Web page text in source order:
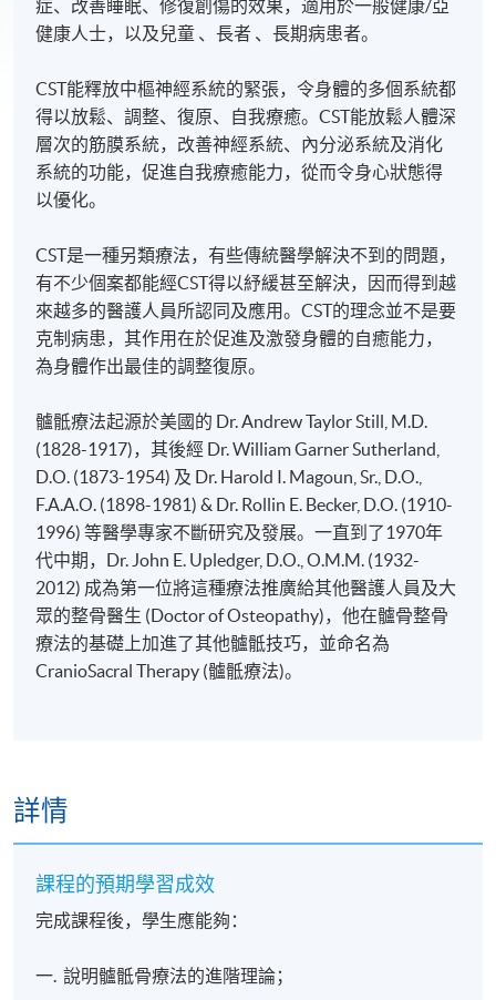
症、改善睡眠、修復創傷的效果，適用於一般健康/亞
健康人士，以及兒童 、長者 、長期病患者。
CST能釋放中樞神經系統的緊張，令身體的多個系統都
得以放鬆、調整、復原、自我療癒。CST能放鬆人體深
層次的筋膜系統，改善神經系統、內分泌系統及消化
系統的功能，促進自我療癒能力，從而令身心狀態得
以優化。
CST是一種另類療法，有些傳統醫學解決不到的問題，
有不少個案都能經CST得以紓緩甚至解決，因而得到越
來越多的醫護人員所認同及應用。CST的理念並不是要
克制病患，其作用在於促進及激發身體的自癒能力，
為身體作出最佳的調整復原。
髗骶療法起源於美國的 Dr. Andrew Taylor Still, M.D.
(1828-1917)，其後經 Dr. William Garner Sutherland,
D.O. (1873-1954) 及 Dr. Harold I. Magoun, Sr., D.O.,
F.A.A.O. (1898-1981) & Dr. Rollin E. Becker, D.O. (1910-
1996) 等醫學專家不斷研究及發展。一直到了1970年
代中期，Dr. John E. Upledger, D.O., O.M.M. (1932-
2012) 成為第一位將這種療法推廣給其他醫護人員及大
眾的整骨醫生 (Doctor of Osteopathy)，他在髗骨整骨
療法的基礎上加進了其他髗骶技巧，並命名為
CranioSacral Therapy (髗骶療法)。
詳情
課程的預期學習成效
完成課程後，學生應能夠：
一. 說明髗骶骨療法的進階理論；